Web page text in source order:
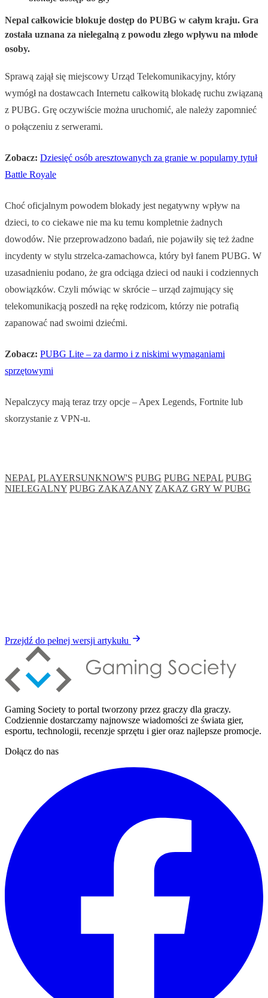
Nepal całkowicie blokuje dostęp do PUBG w całym kraju. Gra
została uznana za nielegalną z powodu złego wpływu na młode
osoby.
Sprawą zajął się miejscowy Urząd Telekomunikacyjny, który
wymógł na dostawcach Internetu całkowitą blokadę ruchu związaną
z PUBG. Grę oczywiście można uruchomić, ale należy zapomnieć
o połączeniu z serwerami.
Zobacz: Dziesięć osób aresztowanych za granie w popularny tytuł
Battle Royale
Choć oficjalnym powodem blokady jest negatywny wpływ na
dzieci, to co ciekawe nie ma ku temu kompletnie żadnych
dowodów. Nie przeprowadzono badań, nie pojawiły się też żadne
incydenty w stylu strzelca-zamachowca, który był fanem PUBG. W
uzasadnieniu podano, że gra odciąga dzieci od nauki i codziennych
obowiązków. Czyli mówiąc w skrócie – urząd zajmujący się
telekomunikacją poszedł na rękę rodzicom, którzy nie potrafią
zapanować nad swoimi dziećmi.
Zobacz: PUBG Lite – za darmo i z niskimi wymaganiami
sprzętowymi
Nepalczycy mają teraz trzy opcje – Apex Legends, Fortnite lub
skorzystanie z VPN-u.
NEPAL PLAYERSUNKNOW'S PUBG PUBG NEPAL PUBG
NIELEGALNY PUBG ZAKAZANY ZAKAZ GRY W PUBG
Przejdź do pełnej wersji artykułu
Gaming Society to portal tworzony przez graczy dla graczy.
Codziennie dostarczamy najnowsze wiadomości ze świata gier,
esportu, technologii, recenzje sprzętu i gier oraz najlepsze promocje.
Dołącz do nas